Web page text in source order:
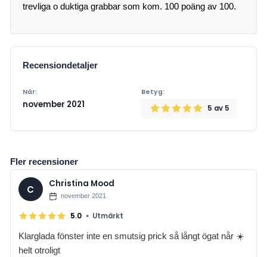
trevliga o duktiga grabbar som kom. 100 poäng av 100.
Recensiondetaljer
När:
november 2021
Betyg:
5 av 5
Fler recensioner
C Christina Mood
november 2021
5.0 • Utmärkt
Klarglada fönster inte en smutsig prick så långt ögat når ☀️
helt otroligt